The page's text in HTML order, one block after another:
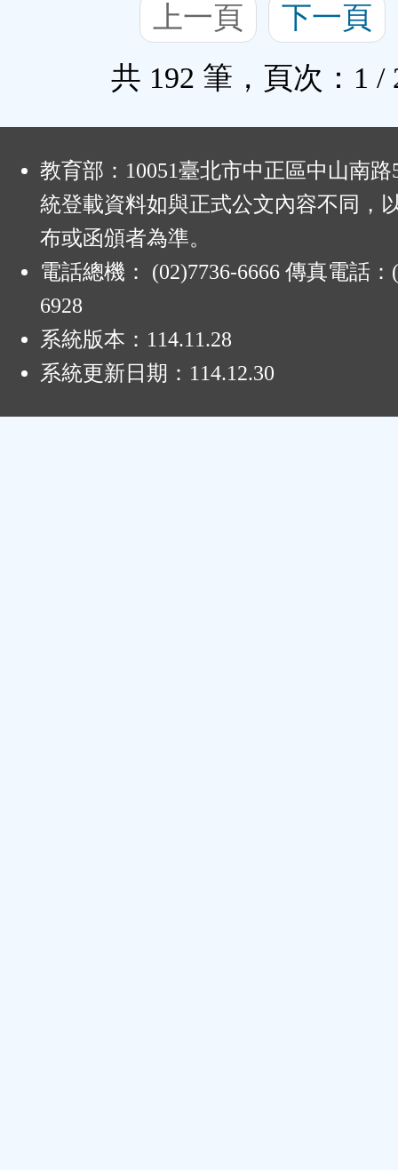
上一頁
下一頁
共 192 筆，頁次：1 /
教育部：10051臺北市中正區中山南
統登載資料如與正式公文內容不同，
布或函頒者為準。
電話總機： (02)7736-6666 傳真電話：
6928
系統版本： 114.11.28
系統更新日期： 114.12.30